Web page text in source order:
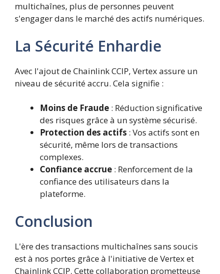
multichaînes, plus de personnes peuvent
s'engager dans le marché des actifs numériques.
La Sécurité Enhardie
Avec l'ajout de Chainlink CCIP, Vertex assure un
niveau de sécurité accru. Cela signifie :
Moins de Fraude : Réduction significative
des risques grâce à un système sécurisé.
Protection des actifs : Vos actifs sont en
sécurité, même lors de transactions
complexes.
Confiance accrue : Renforcement de la
confiance des utilisateurs dans la
plateforme.
Conclusion
L'ère des transactions multichaînes sans soucis
est à nos portes grâce à l'initiative de Vertex et
Chainlink CCIP. Cette collaboration prometteuse